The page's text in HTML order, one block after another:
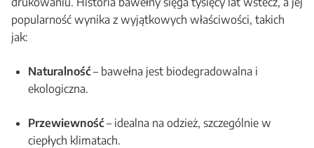
popularność wynika z wyjątkowych właściwości, takich
jak:
Naturalność – bawełna jest biodegradowalna i
ekologiczna.
Przewiewność – idealna na odzież, szczególnie w
ciepłych klimatach.